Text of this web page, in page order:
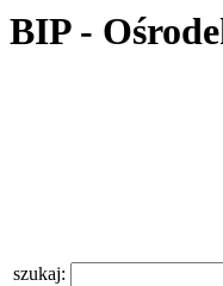
BIP -
szukaj: